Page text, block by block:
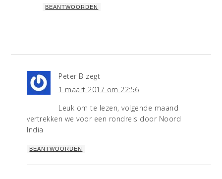
BEANTWOORDEN
Peter B zegt
1 maart 2017 om 22:56
Leuk om te lezen, volgende maand
vertrekken we voor een rondreis door Noord
India
BEANTWOORDEN